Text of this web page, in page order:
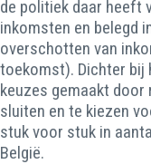
de politiek daar heeft
inkomsten en belegd
overschotten van
toekomst). Dichter bij
keuzes gemaakt
sluiten en te kiezen
stuk voor stuk in
België.